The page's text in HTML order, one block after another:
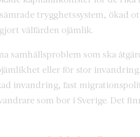
trygghetssystem, ökad
välfärden ojämlik.
samhällsproblem som ska
eller för stor
invandring, fast
som bor i Sverige. Det